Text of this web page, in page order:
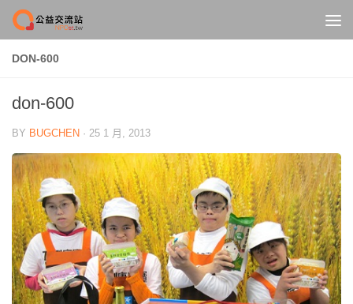
Skip to content
DON-600
don-600
BY BUGCHEN · 25 1 月, 2013